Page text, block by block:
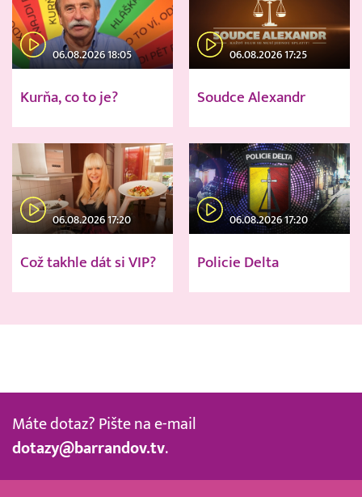
06.08.2026 18:05
Kurňa, co to je?
06.08.2026 17:25
Soudce Alexandr
06.08.2026 17:20
Což takhle dát si VIP?
06.08.2026 17:20
Policie Delta
Máte dotaz? Pište na e-mail
dotazy@barrandov.tv.